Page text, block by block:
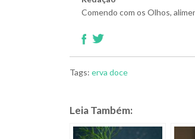
Comendo com os Olhos,
Tags: erva doce
Leia Também: